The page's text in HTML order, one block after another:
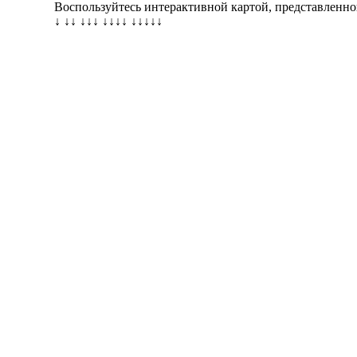
Воспользуйтесь интерактивной картой,
↓ ↓↓ ↓↓↓ ↓↓↓↓ ↓↓↓↓↓